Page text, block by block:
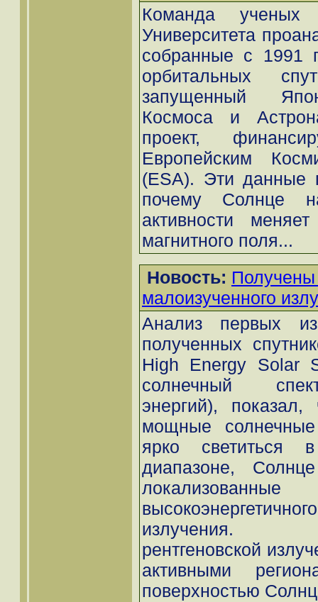
Команда ученых
Университета
собранные с 1991
орбитальных
запущенный
Космоса и
проект,
Европейским
(ESA). Эти данные
почему Солнце
активности
магнитного поля...
Новость:
малоизученного
Анализ первых
полученных
High Energy Solar
солнечный
энергий),
мощные
ярко светиться в
диапазоне,
излучения.
рентгеновской
активными
поверхностью